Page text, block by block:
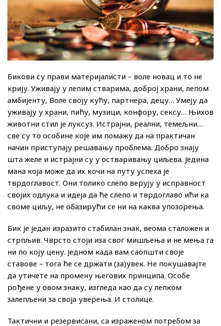
Бикови су прави материјалисти – воле новац и то не
крију. Уживају у лепим стварима, доброј храни, лепом
амбијенту, Воле своју кућу, партнера, децу… Умеју да
уживају у храни, пићу, музици, конфору, сексу… Њихов
животни стил је луксуз. Истрајни, реални, темељни…
све су то особине које им помажу да на практичан
начин приступају решавању проблема. Добро знају
шта желе и истрајни су у остваривању циљева. Једина
мана која може да их кочи на путу успеха је
тврдоглавост. Они толико слепо верују у исправност
својих одлука и идеја да ће слепо и тврдоглаво ићи ка
своме циљу, не обазирући се ни на каква упозорења.
Бик је један изразито стабилан знак, веома сталожен и
стрпљив. Чврсто стоји иза свог мишљења и не мења га
ни по коју цену. Једном када вам саопшти своје
ставове – тога ће се држати (за)увек. Не покушавајте
да утичете на промену његових принципа. Особе
рођене у овом знаку, изгледа као да су лепком
залепљени за своја уверења. И столице.
Тактични и резервисани, са израженом потребом за